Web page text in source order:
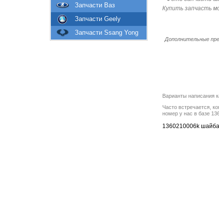
Купить запчасть
Дополнительные
Варианты написания
Часто встречается,
номер у нас в базе
1360210006k
Запчасти Ваз
Запчасти Geely
Запчасти Ssang Yong